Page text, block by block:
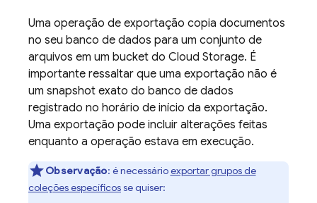
Uma operação de exportação copia documentos
no seu banco de dados para um conjunto de
arquivos em um bucket do Cloud Storage. É
importante ressaltar que uma exportação não é
um snapshot exato do banco de dados
registrado no horário de início da exportação.
Uma exportação pode incluir alterações feitas
enquanto a operação estava em execução.
Observação: é necessárioexportar grupos de
coleções específicosse quiser: